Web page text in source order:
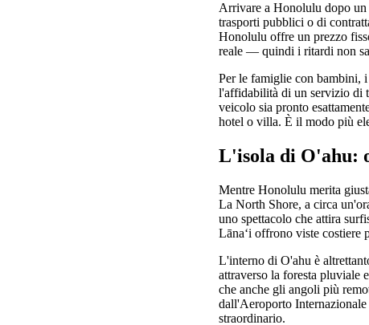
Arrivare a Honolulu dopo un
trasporti pubblici o di
Honolulu offre un prezzo
reale — quindi i ritardi non
Per le famiglie con bambini,
l'affidabilità di un servizio di
veicolo sia pronto
hotel o villa. È il modo più
L'isola di O'ahu:
Mentre Honolulu merita
La North Shore, a circa
uno spettacolo che attira
Lānaʻi offrono viste costiere
L'interno di O'ahu è
attraverso la foresta pluviale
che anche gli angoli più
dall'Aeroporto
straordinario.